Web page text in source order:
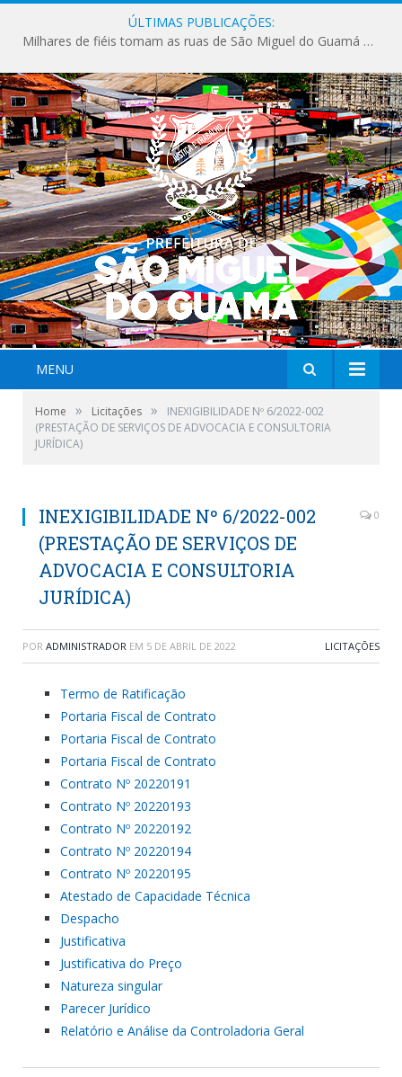
ÚLTIMAS PUBLICAÇÕES:
Milhares de fiéis tomam as ruas de São Miguel do Guamá em uma grande celebração de fé na Marcha para Jesus 2026.
MENU
Home » Licitações »
INEXIGIBILIDADE Nº 6/2022-002
(PRESTAÇÃO DE SERVIÇOS DE ADVOCACIA E CONSULTORIA
JURÍDICA)
INEXIGIBILIDADE Nº 6/2022-002
(PRESTAÇÃO DE SERVIÇOS DE
ADVOCACIA E CONSULTORIA
JURÍDICA)
0
POR ADMINISTRADOR EM 5 DE ABRIL DE 2022 LICITAÇÕES
Termo de Ratificação
Portaria Fiscal de Contrato
Portaria Fiscal de Contrato
Portaria Fiscal de Contrato
Contrato Nº 20220191
Contrato Nº 20220193
Contrato Nº 20220192
Contrato Nº 20220194
Contrato Nº 20220195
Atestado de Capacidade Técnica
Despacho
Justificativa
Justificativa do Preço
Natureza singular
Parecer Jurídico
Relatório e Análise da Controladoria Geral